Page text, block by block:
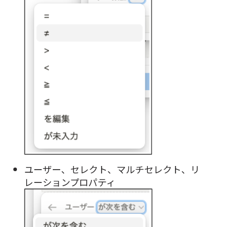
ユーザー、セレクト、マルチセレクト、リ
レーションプロパティ